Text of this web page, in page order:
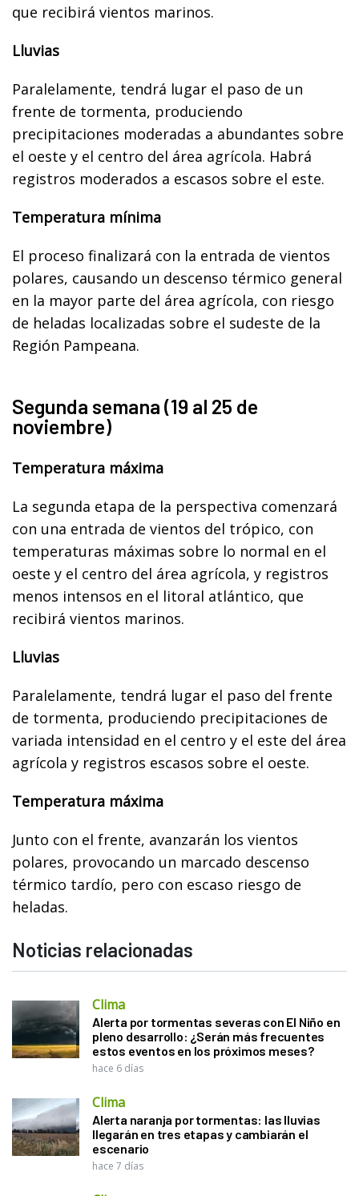
que recibirá vientos marinos.
Lluvias
Paralelamente, tendrá lugar el paso de un
frente de tormenta, produciendo
precipitaciones moderadas a abundantes sobre
el oeste y el centro del área agrícola. Habrá
registros moderados a escasos sobre el este.
Temperatura mínima
El proceso finalizará con la entrada de vientos
polares, causando un descenso térmico general
en la mayor parte del área agrícola, con riesgo
de heladas localizadas sobre el sudeste de la
Región Pampeana.
Segunda semana (19 al 25 de
noviembre)
Temperatura máxima
La segunda etapa de la perspectiva comenzará
con una entrada de vientos del trópico, con
temperaturas máximas sobre lo normal en el
oeste y el centro del área agrícola, y registros
menos intensos en el litoral atlántico, que
recibirá vientos marinos.
Lluvias
Paralelamente, tendrá lugar el paso del frente
de tormenta, produciendo precipitaciones de
variada intensidad en el centro y el este del área
agrícola y registros escasos sobre el oeste.
Temperatura máxima
Junto con el frente, avanzarán los vientos
polares, provocando un marcado descenso
térmico tardío, pero con escaso riesgo de
heladas.
Noticias relacionadas
Clima
Alerta por tormentas severas con El Niño en
pleno desarrollo: ¿Serán más frecuentes
estos eventos en los próximos meses?
hace 6 días
Clima
Alerta naranja por tormentas: las lluvias
llegarán en tres etapas y cambiarán el
escenario
hace 7 días